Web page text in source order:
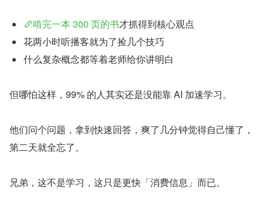
啃完一本 300 页的书才抓得到核心观点
花两小时听播客就为了捡几个技巧
什么复杂概念都等着老师给你讲明白
但哪怕这样，99% 的人其实还是没能靠 AI 加速学习。
他们问个问题，拿到快速回答，爽了几分钟觉得自己懂了，
第二天就全忘了。
兄弟，这不是学习，这只是更快「消费信息」而已。